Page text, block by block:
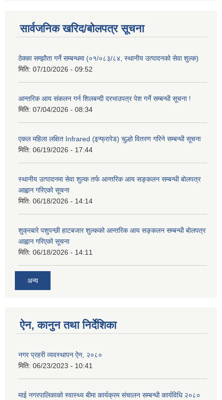
सार्वजनिक खरिद/बोलपत्र सूचना
ठेक्का सम्झौता गर्ने सम्बन्धमा (०१/०८३/८४, स्थानीय उत्पादनको सेवा शुल्क)
मिति: 07/10/2026 - 09:52
आन्तरिक आय संकलन गर्न शिलबन्दी दरभाउपत्र पेश गर्ने सम्बन्धी सूचना !
मिति: 07/04/2026 - 08:34
एकल महिला लक्षित Infrared (इन्फ्रारेड) चुल्हो वितरण गरिने सम्बन्धी सूचना
मिति: 06/19/2026 - 17:44
स्थानीय उत्पादनमा सेवा शुल्क तर्फ आन्तरिक आय सङ्कलन सम्बन्धी बोलपत्र
आह्वान गरिएको सूचना
मिति: 06/18/2026 - 14:14
शुक्रबारे पशुपन्छी हाटबजार शुल्कको आन्तरिक आय सङ्कलन सम्बन्धी बोलपत्र
आह्वान गरिएको सूचना
मिति: 06/18/2026 - 14:11
अन्य
ऐन, कानुन तथा निर्देशिका
नगर प्रहरी व्यवस्थापन ऐन, २०८०
मिति: 06/23/2023 - 10:41
माई नगरपालिकाको स्वास्थ्य बीमा कार्यक्रम संचालन सम्बन्धी कार्यविधि २०८०